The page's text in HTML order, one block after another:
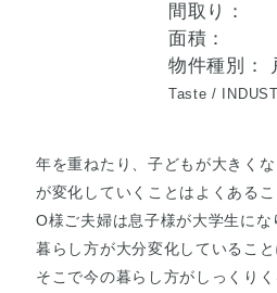
間取り：
面積：
物件種別：
Taste /
年を重ねたり、子どもが大きく
が変化していくことはよくあるこ
O様ご夫婦は息子様が大学生に
暮らし方が大分変化していること
そこで今の暮らし方がしっくり